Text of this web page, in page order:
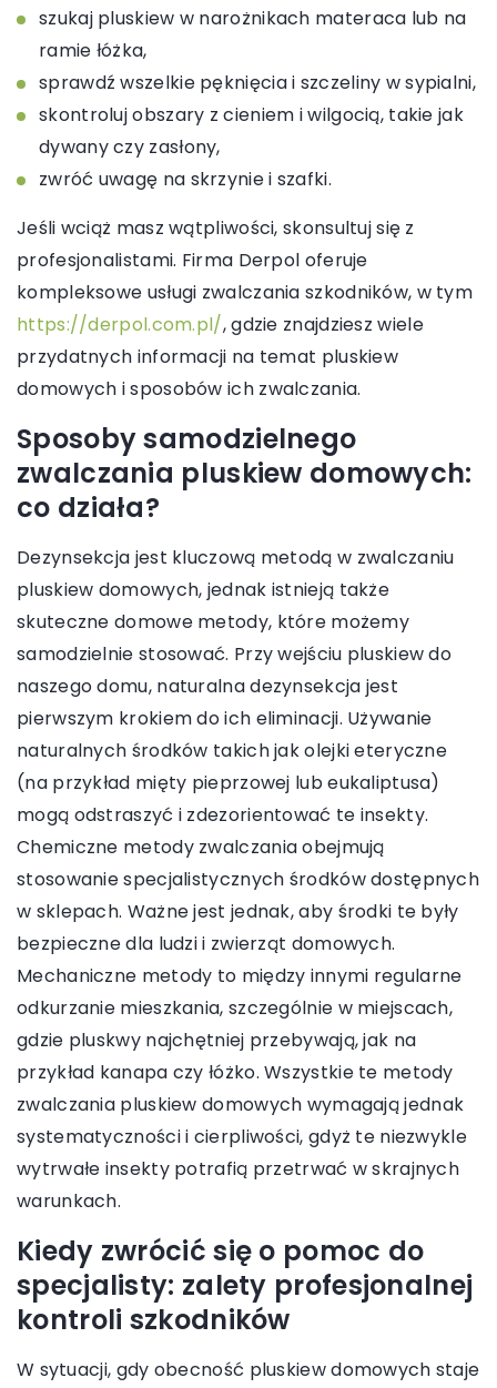
szukaj pluskiew w narożnikach materaca lub na
ramie łóżka,
sprawdź wszelkie pęknięcia i szczeliny w sypialni,
skontroluj obszary z cieniem i wilgocią, takie jak
dywany czy zasłony,
zwróć uwagę na skrzynie i szafki.
Jeśli wciąż masz wątpliwości, skonsultuj się z
profesjonalistami. Firma Derpol oferuje
kompleksowe usługi zwalczania szkodników, w tym
https://derpol.com.pl/, gdzie znajdziesz wiele
przydatnych informacji na temat pluskiew
domowych i sposobów ich zwalczania.
Sposoby samodzielnego
zwalczania pluskiew domowych:
co działa?
Dezynsekcja jest kluczową metodą w zwalczaniu
pluskiew domowych, jednak istnieją także
skuteczne domowe metody, które możemy
samodzielnie stosować. Przy wejściu pluskiew do
naszego domu, naturalna dezynsekcja jest
pierwszym krokiem do ich eliminacji. Używanie
naturalnych środków takich jak olejki eteryczne
(na przykład mięty pieprzowej lub eukaliptusa)
mogą odstraszyć i zdezorientować te insekty.
Chemiczne metody zwalczania obejmują
stosowanie specjalistycznych środków dostępnych
w sklepach. Ważne jest jednak, aby środki te były
bezpieczne dla ludzi i zwierząt domowych.
Mechaniczne metody to między innymi regularne
odkurzanie mieszkania, szczególnie w miejscach,
gdzie pluskwy najchętniej przebywają, jak na
przykład kanapa czy łóżko. Wszystkie te metody
zwalczania pluskiew domowych wymagają jednak
systematyczności i cierpliwości, gdyż te niezwykle
wytrwałe insekty potrafią przetrwać w skrajnych
warunkach.
Kiedy zwrócić się o pomoc do
specjalisty: zalety profesjonalnej
kontroli szkodników
W sytuacji, gdy obecność pluskiew domowych staje